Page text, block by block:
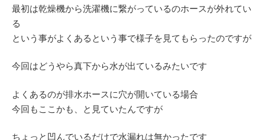
最初は乾燥機から洗濯機に繋がっているのホースが外れてい
る
という事がよくあるという事で様子を見てもらったのですが
今回はどうやら真下から水が出ているみたいです
よくあるのが排水ホースに穴が開いている場合
今回もここかも、と見ていたんですが
ちょっと凹んでいるだけで水漏れは無かったです